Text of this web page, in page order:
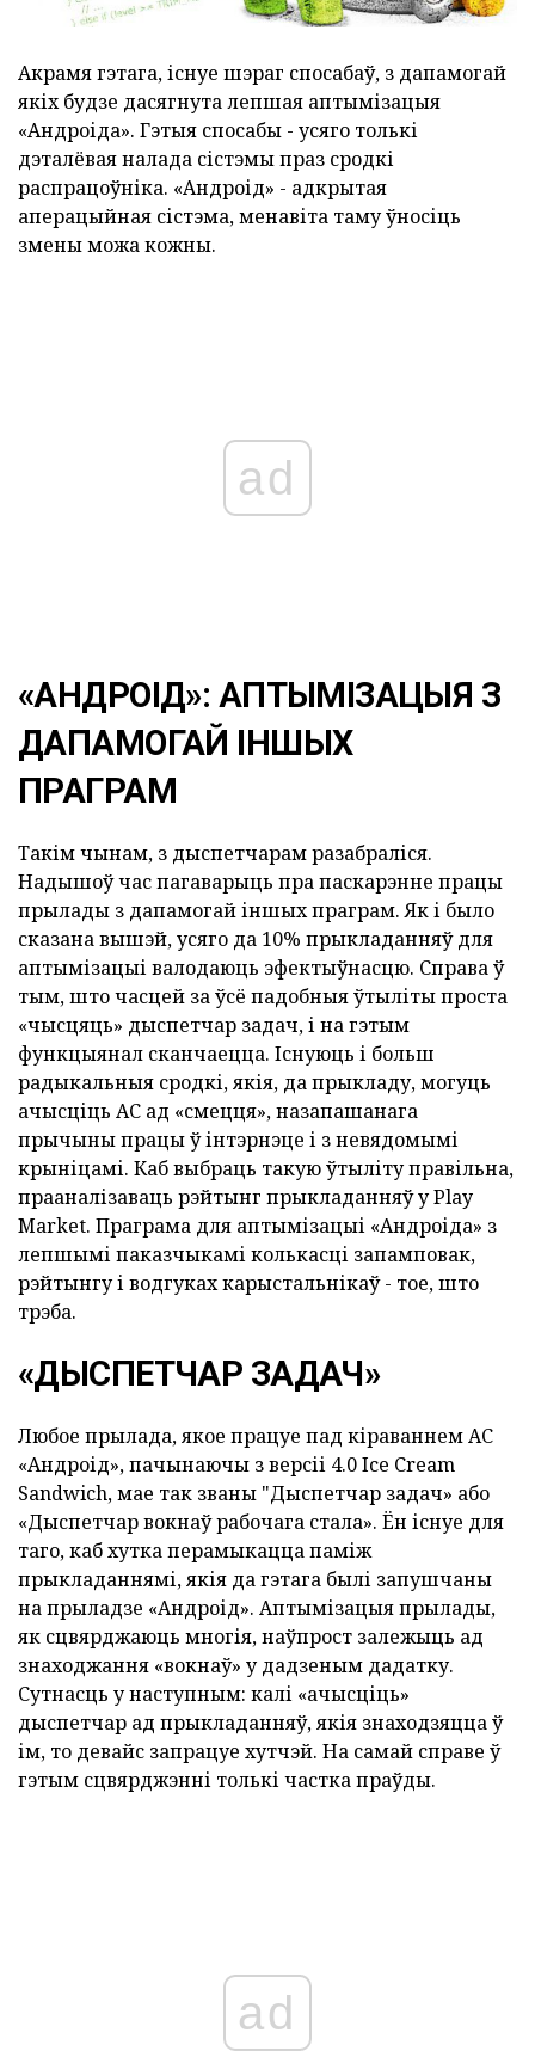
Акрамя гэтага, існуе шэраг спосабаў, з дапамогай
якіх будзе дасягнута лепшая аптымізацыя
«Андроіда». Гэтыя спосабы - усяго толькі
дэталёвая налада сістэмы праз сродкі
распрацоўніка. «Андроід» - адкрытая
аперацыйная сістэма, менавіта таму ўносіць
змены можа кожны.
ad
«АНДРОІД»: АПТЫМІЗАЦЫЯ З
ДАПАМОГАЙ ІНШЫХ
ПРАГРАМ
Такім чынам, з дыспетчарам разабраліся.
Надышоў час пагаварыць пра паскарэнне працы
прылады з дапамогай іншых праграм. Як і было
сказана вышэй, усяго да 10% прыкладанняў для
аптымізацыі валодаюць эфектыўнасцю. Справа ў
тым, што часцей за ўсё падобныя ўтыліты проста
«чысцяць» дыспетчар задач, і на гэтым
функцыянал сканчаецца. Існуюць і больш
радыкальныя сродкі, якія, да прыкладу, могуць
ачысціць АС ад «смецця», назапашанага
прычыны працы ў інтэрнэце і з невядомымі
крыніцамі. Каб выбраць такую ўтыліту правільна,
прааналізаваць рэйтынг прыкладанняў у Play
Market. Праграма для аптымізацыі «Андроіда» з
лепшымі паказчыкамі колькасці запамповак,
рэйтынгу і водгуках карыстальнікаў - тое, што
трэба.
«ДЫСПЕТЧАР ЗАДАЧ»
Любое прылада, якое працуе пад кіраваннем АС
«Андроід», пачынаючы з версіі 4.0 Ice Cream
Sandwich, мае так званы "Дыспетчар задач» або
«Дыспетчар вокнаў рабочага стала». Ён існуе для
таго, каб хутка перамыкацца паміж
прыкладаннямі, якія да гэтага былі запушчаны
на прыладзе «Андроід». Аптымізацыя прылады,
як сцвярджаюць многія, наўпрост залежыць ад
знаходжання «вокнаў» у дадзеным дадатку.
Сутнасць у наступным: калі «ачысціць»
дыспетчар ад прыкладанняў, якія знаходзяцца ў
ім, то девайс запрацуе хутчэй. На самай справе ў
гэтым сцвярджэнні толькі частка праўды.
ad